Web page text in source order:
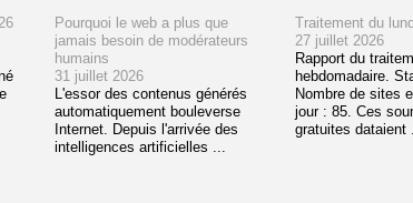
Pourquoi le web a plus que
jamais besoin de modérateurs
humains
31 juillet 2026
L'essor des contenus générés
automatiquement bouleverse
Internet. Depuis l'arrivée des
intelligences artificielles ...
Traitement du
27 juillet 2026
Rapport du
hebdomadaire.
Nombre de sites
jour : 85. Ces
gratuites dataient